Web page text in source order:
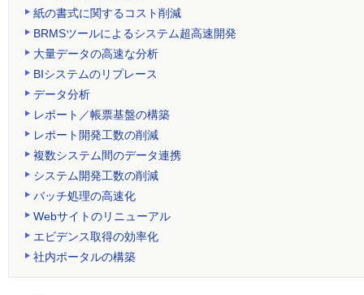
紙の書式に関するコスト削減
BRMSツールによるシステム超高速開発
大量データの高速な分析
BIシステムのリプレース
データ分析
レポート／帳票基盤の構築
レポート開発工数の削減
複数システム間のデータ連携
システム開発工数の削減
バッチ処理の高速化
Webサイトのリニューアル
エビデンス取得の効率化
社内ポータルの構築